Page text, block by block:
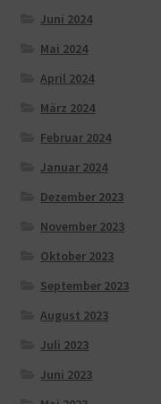
Juni 2024
Mai 2024
April 2024
März 2024
Februar 2024
Januar 2024
Dezember 2023
November 2023
Oktober 2023
September 2023
August 2023
Juli 2023
Juni 2023